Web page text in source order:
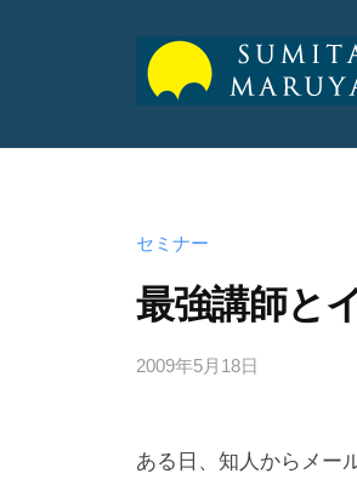
純
孝
公
サ
式
ト
セミナー
最強講師と
2009年5月18日
d
ある日、知人からメー
純
式
イ